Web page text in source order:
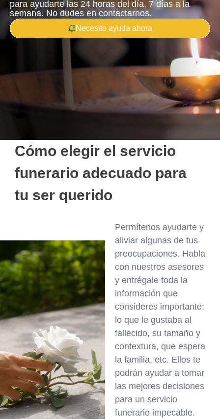
para ayudarte las 24 horas del día, 7 días a la
semana. No dudes en contactarnos.
Necesito ayuda ahora
Cómo elegir el servicio
funerario adecuado para
tu ser querido
Permítenos ayudarte y
aliviar algunas de tus
preocupaciones. Habla
con nuestros asesores
y entrégale toda la
información que
consideres importante:
lo que le gustaba al
fallecido, su tamaño y
contextura, que espera
la familia, etc. Ellos te
podrán ayudar a tomar
las mejores decisiones
para un servicio
funerario impecable.